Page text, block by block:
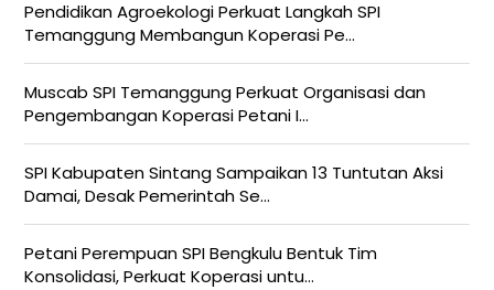
Pendidikan Agroekologi Perkuat Langkah SPI
Temanggung Membangun Koperasi Pe...
Muscab SPI Temanggung Perkuat Organisasi dan
Pengembangan Koperasi Petani I...
SPI Kabupaten Sintang Sampaikan 13 Tuntutan Aksi
Damai, Desak Pemerintah Se...
Petani Perempuan SPI Bengkulu Bentuk Tim
Konsolidasi, Perkuat Koperasi untu...